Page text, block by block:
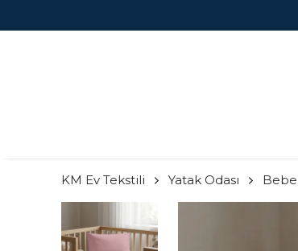
KM Ev Tekstili Yatak Odası